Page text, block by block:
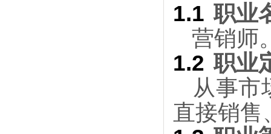
1.1 职业
营销师
1.2 职业
从事市
直接销售